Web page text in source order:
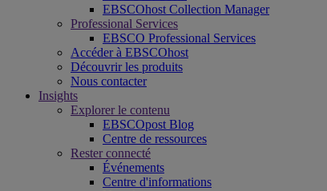
EBSCOhost Collection Manager
Professional Services
EBSCO Professional Services
Accéder à EBSCOhost
Découvrir les produits
Nous contacter
Insights
Explorer le contenu
EBSCOpost Blog
Centre de ressources
Rester connecté
Événements
Centre d'informations